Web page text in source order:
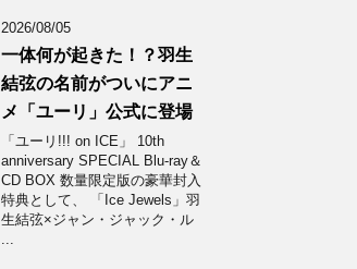
2026/08/05
一体何が起きた！？羽生
結弦の名前がついにアニ
メ「ユーリ」公式に登場
「ユーリ!!! on ICE」 10th
anniversary SPECIAL Blu-ray＆
CD BOX 数量限定版の豪華封入
特典として、 「Ice Jewels」羽
生結弦×ジャン・ジャック・ル
...